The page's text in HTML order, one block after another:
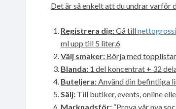
Det är så enkelt att du undrar
Registrera dig:Gå till
ml upp till 5 liter.6
Välj smaker: Börja med
Blanda: 1 del koncentrat + 32
Buteljera:Använd din befintliga
Sälj: Till butiker, events, online
Marknadsför: “Prova vår nya